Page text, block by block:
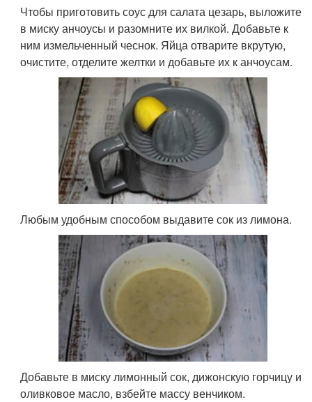
Чтобы приготовить соус для салата цезарь, выложите
в миску анчоусы и разомните их вилкой. Добавьте к
ним измельченный чеснок. Яйца отварите вкрутую,
очистите, отделите желтки и добавьте их к анчоусам.
Любым удобным способом выдавите сок из лимона.
Добавьте в миску лимонный сок, дижонскую горчицу и
оливковое масло, взбейте массу венчиком.